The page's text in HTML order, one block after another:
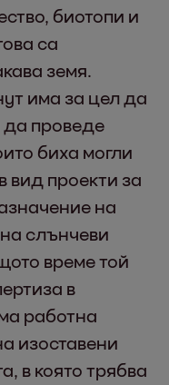
биотопи и
са
земя.
има за цел да
да проведе
биха могли
вид проекти за
на
слънчеви
време той
в
работна
изоставени
в която трябва